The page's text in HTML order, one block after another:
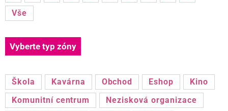
Vše
Vyberte typ zóny
Škola Kavárna Obchod Eshop
Kino
Komunitní centrum
Nezisková organizace